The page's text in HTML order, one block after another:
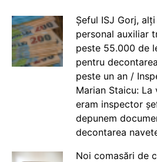
Șeful ISJ Gorj,
personal auxiliar
peste 55.000 de
pentru
peste un an /
Marian Staicu: La
eram inspector
depunem
decontarea
Noi comasări de